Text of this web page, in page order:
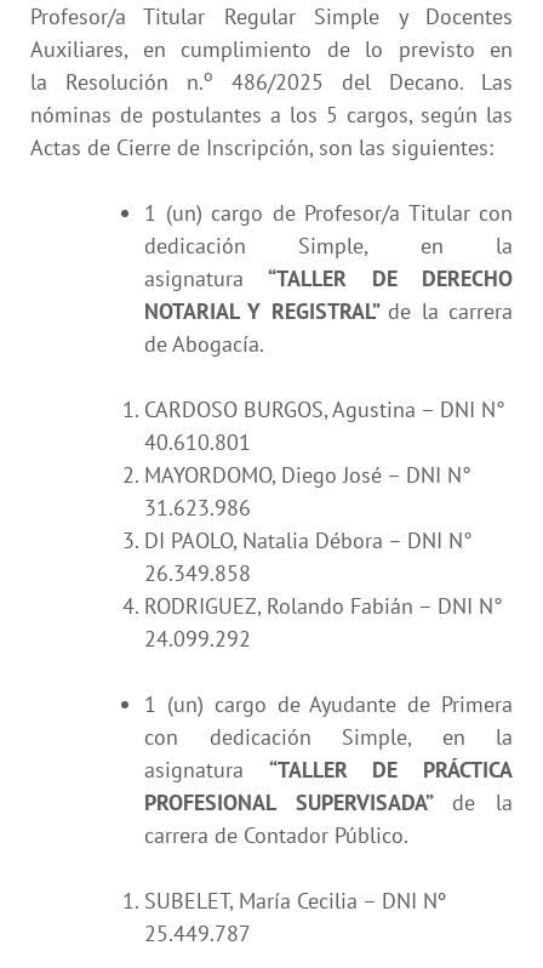
Profesor/a Titular Regular Simple y Docentes
Auxiliares, en cumplimiento de lo previsto en
la Resolución n.o 486/2025 del Decano. Las
nóminas de postulantes a los 5 cargos, según las
Actas de Cierre de Inscripción, son las siguientes:
1 (un) cargo de Profesor/a Titular con
dedicación Simple, en la
asignatura“TALLER DE DERECHO
NOTARIAL Y REGISTRAL” de la carrera
de Abogacía.
CARDOSO BURGOS, Agustina – DNI N°
40.610.801
MAYORDOMO, Diego José – DNI N°
31.623.986
DI PAOLO, Natalia Débora – DNI N°
26.349.858
RODRIGUEZ, Rolando Fabián – DNI N°
24.099.292
1 (un) cargo de Ayudante de Primera
con dedicación Simple, en la
asignatura “TALLER DE PRÁCTICA
PROFESIONAL SUPERVISADA” de la
carrera de Contador Público.
SUBELET, María Cecilia – DNI Nº
25.449.787